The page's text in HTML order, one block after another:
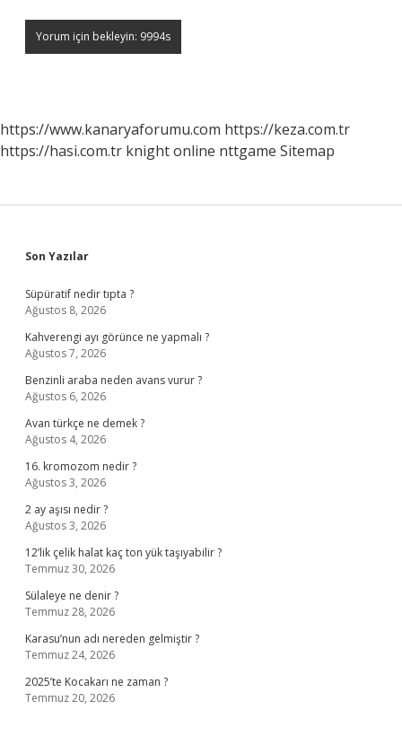
https://www.kanaryaforumu.com https://keza.com.tr
https://hasi.com.tr knight online nttgame Sitemap
Sidebar
Son Yazılar
Süpüratif nedir tıpta ?
Ağustos 8, 2026
Kahverengi ayı görünce ne yapmalı ?
Ağustos 7, 2026
Benzinli araba neden avans vurur ?
Ağustos 6, 2026
Avan türkçe ne demek ?
Ağustos 4, 2026
16. kromozom nedir ?
Ağustos 3, 2026
2 ay aşısı nedir ?
Ağustos 3, 2026
12’lik çelik halat kaç ton yük taşıyabilir ?
Temmuz 30, 2026
Sülaleye ne denir ?
Temmuz 28, 2026
Karasu’nun adı nereden gelmiştir ?
Temmuz 24, 2026
2025’te Kocakarı ne zaman ?
Temmuz 20, 2026